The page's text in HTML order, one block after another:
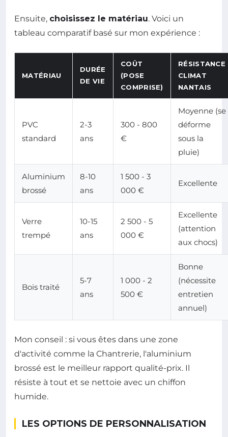
Ensuite, choisissez le matériau. Voici un
tableau comparatif basé sur mon expérience :
MATÉRIAU
DURÉE
DE VIE
COÛT
(POSE
COMPRISE)
RÉSISTANCE
CLIMAT
NANTAIS
PVC
standard
2-3
ans
300 - 800
€
Moyenne (se
déforme
sous la
pluie)
Aluminium
brossé
8-10
ans
1 500 - 3
000 €
Excellente
Verre
trempé
10-15
ans
2 500 - 5
000 €
Excellente
(attention
aux chocs)
Bois traité
5-7
ans
1 000 - 2
500 €
Bonne
(nécessite
entretien
annuel)
Mon conseil : si vous êtes dans une zone
d'activité comme la Chantrerie, l'aluminium
brossé est le meilleur rapport qualité-prix. Il
résiste à tout et se nettoie avec un chiffon
humide.
LES OPTIONS DE PERSONNALISATION